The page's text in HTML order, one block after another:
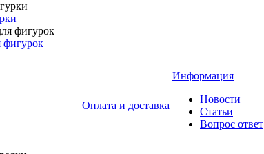
фигурок
Оплата и доставка
Информация
Новости
Статьи
Вопрос ответ